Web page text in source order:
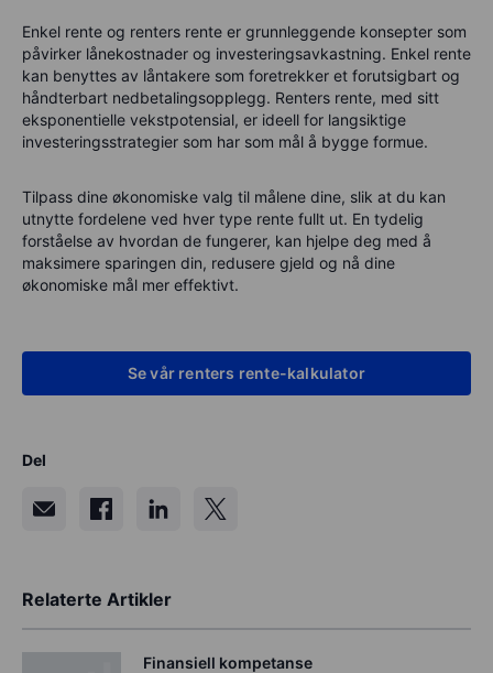
Enkel rente og renters rente er grunnleggende konsepter som
påvirker lånekostnader og investeringsavkastning. Enkel rente
kan benyttes av låntakere som foretrekker et forutsigbart og
håndterbart nedbetalingsopplegg. Renters rente, med sitt
eksponentielle vekstpotensial, er ideell for langsiktige
investeringsstrategier som har som mål å bygge formue.
Tilpass dine økonomiske valg til målene dine, slik at du kan
utnytte fordelene ved hver type rente fullt ut. En tydelig
forståelse av hvordan de fungerer, kan hjelpe deg med å
maksimere sparingen din, redusere gjeld og nå dine
økonomiske mål mer effektivt.
Se vår renters rente-kalkulator
Del
Relaterte Artikler
Finansiell kompetanse